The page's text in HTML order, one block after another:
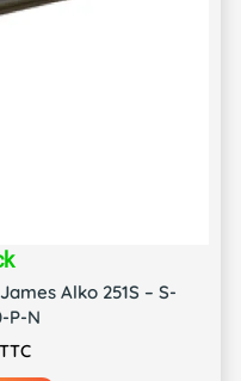
Alko 251S – S-
P-N
TTC